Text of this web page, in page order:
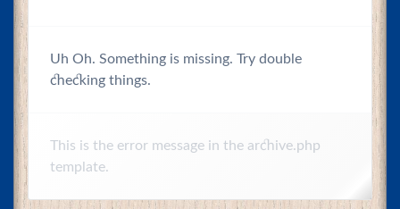
Uh Oh. Something is missing. Try double
checking things.
This is the error message in the archive.php
template.